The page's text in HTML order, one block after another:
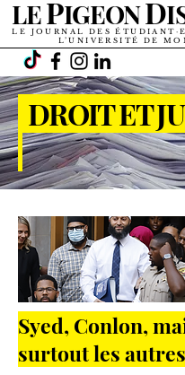
LEPIGEOND
LE JOURNAL DES
L’UNIVERSITÉ DE
DROIT ET
Syed, Conlon,
surtout les autres